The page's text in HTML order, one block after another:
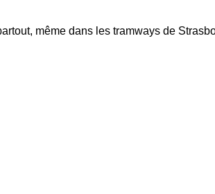
même dans les tramways de